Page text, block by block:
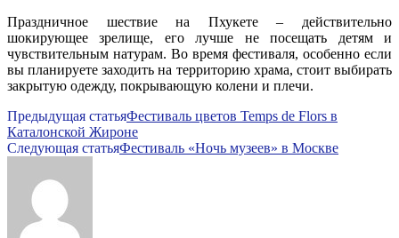
Праздничное шествие на Пхукете – действительно
шокирующее зрелище, его лучше не посещать детям и
чувствительным натурам. Во время фестиваля, особенно если
вы планируете заходить на территорию храма, стоит выбирать
закрытую одежду, покрывающую колени и плечи.
Предыдущая статьяФестиваль цветов Temps de Flors в
Каталонской Жироне
Следующая статьяФестиваль «Ночь музеев» в Москве